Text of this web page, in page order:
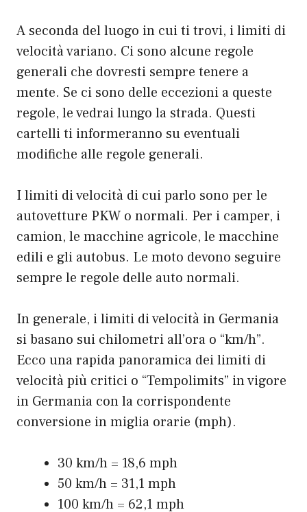
A seconda del luogo in cui ti trovi, i limiti di
velocità variano. Ci sono alcune regole
generali che dovresti sempre tenere a
mente. Se ci sono delle eccezioni a queste
regole, le vedrai lungo la strada. Questi
cartelli ti informeranno su eventuali
modifiche alle regole generali.
I limiti di velocità di cui parlo sono per le
autovetture PKW o normali. Per i camper, i
camion, le macchine agricole, le macchine
edili e gli autobus. Le moto devono seguire
sempre le regole delle auto normali.
In generale, i limiti di velocità in Germania
si basano sui chilometri all’ora o “km/h”.
Ecco una rapida panoramica dei limiti di
velocità più critici o “Tempolimits” in vigore
in Germania con la corrispondente
conversione in miglia orarie (mph).
30 km/h = 18,6 mph
50 km/h = 31,1 mph
100 km/h = 62,1 mph